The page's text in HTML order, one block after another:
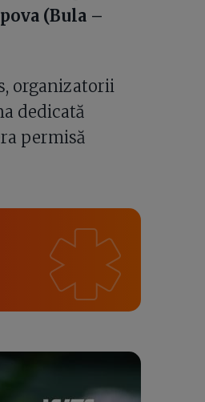
(Bula –
organizatorii
dedicată
permisă